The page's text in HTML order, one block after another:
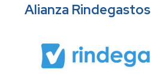
Alianza Rindegastos